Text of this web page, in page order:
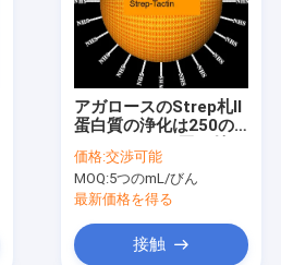
アガロースのStrep札Ⅱ
蛋白質の浄化は250の
る
価格:交渉可能
MOQ:5つのmL/びん
最新価格を得る
接触